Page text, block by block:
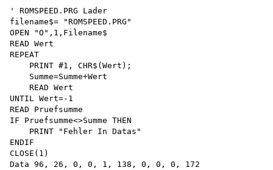
' ROMSPEED.PRG Lader
filename$= "ROMSPEED.PRG"
OPEN "O",1,Filename$
READ Wert
REPEAT
    PRINT #1, CHR$(Wert);
    Summe=Summe+Wert
    READ Wert
UNTIL Wert=-1
READ Pruefsumme
IF Pruefsumme<>Summe THEN
    PRINT "Fehler In Datas"
ENDIF
CLOSE(1)
Data 96, 26, 0, 0, 1, 138, 0, 0, 0, 172